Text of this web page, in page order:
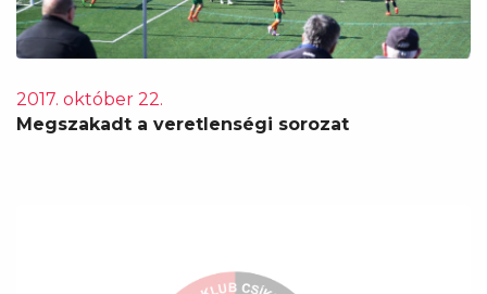
2017. október 22.
Megszakadt a veretlenségi sorozat